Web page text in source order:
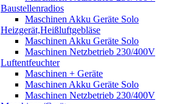
Baustellenradios
Maschinen Akku Geräte Solo
Heizgerät,Heißluftgebläse
Maschinen Akku Geräte Solo
Maschinen Netzbetrieb 230/400V
Luftentfeuchter
Maschinen + Geräte
Maschinen Akku Geräte Solo
Maschinen Netzbetrieb 230/400V